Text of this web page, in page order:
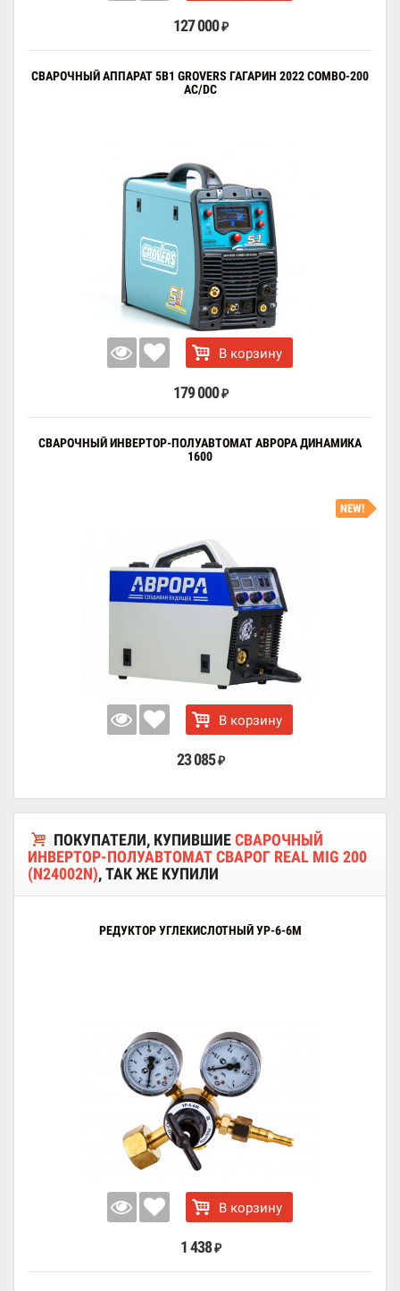
127 000 ₽
СВАРОЧНЫЙ АППАРАТ 5В1 GROVERS ГАГАРИН 2022 COMBO-200
AC/DC
В корзину
179 000 ₽
СВАРОЧНЫЙ ИНВЕРТОР-ПОЛУАВТОМАТ АВРОРА ДИНАМИКА
1600
NEW!
В корзину
23 085 ₽
ПОКУПАТЕЛИ, КУПИВШИЕСВАРОЧНЫЙ
ИНВЕРТОР-ПОЛУАВТОМАТ СВАРОГ REAL MIG 200
(N24002N), ТАК ЖЕ КУПИЛИ
РЕДУКТОР УГЛЕКИСЛОТНЫЙ УР-6-6М
В корзину
1 438 ₽